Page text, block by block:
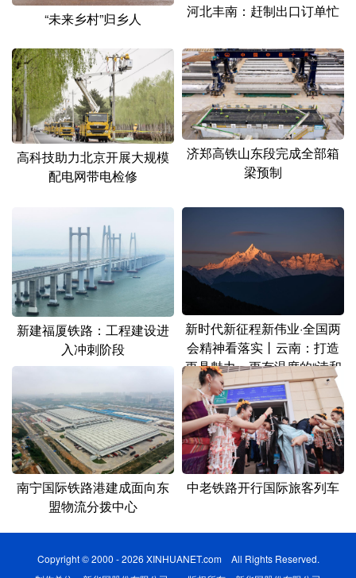
“未来乡村”归乡人 河北丰南：赶制出口订单忙
高科技助力北京开展大规模
配电网带电检修
济郑高铁山东段完成全部箱
梁预制
新建福厦铁路：工程建设进
入冲刺阶段
新时代新征程新伟业·全国两
会精神看落实丨云南：打造
更具魅力、更有温度的“诗和
远方”
南宁国际铁路港建成面向东
盟物流分拨中心
中老铁路开行国际旅客列车
Copyright © 2000 - 2026 XINHUANET.com All Rights Reserved.